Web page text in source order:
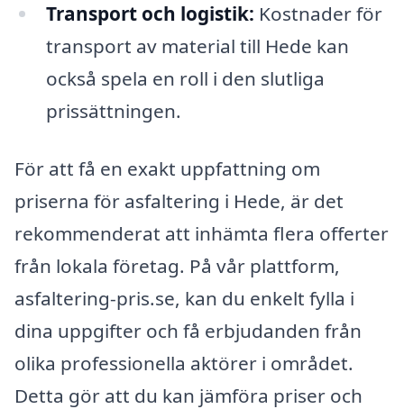
Transport och logistik: Kostnader för
transport av material till Hede kan
också spela en roll i den slutliga
prissättningen.
För att få en exakt uppfattning om
priserna för asfaltering i Hede, är det
rekommenderat att inhämta flera offerter
från lokala företag. På vår plattform,
asfaltering-pris.se, kan du enkelt fylla i
dina uppgifter och få erbjudanden från
olika professionella aktörer i området.
Detta gör att du kan jämföra priser och